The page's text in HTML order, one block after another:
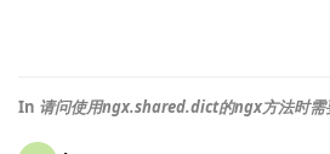
In 请问使用ngx.shared.dict的ngx方法时需